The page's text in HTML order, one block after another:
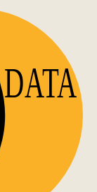
DATA